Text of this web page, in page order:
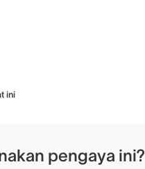
ini
pengaya ini?